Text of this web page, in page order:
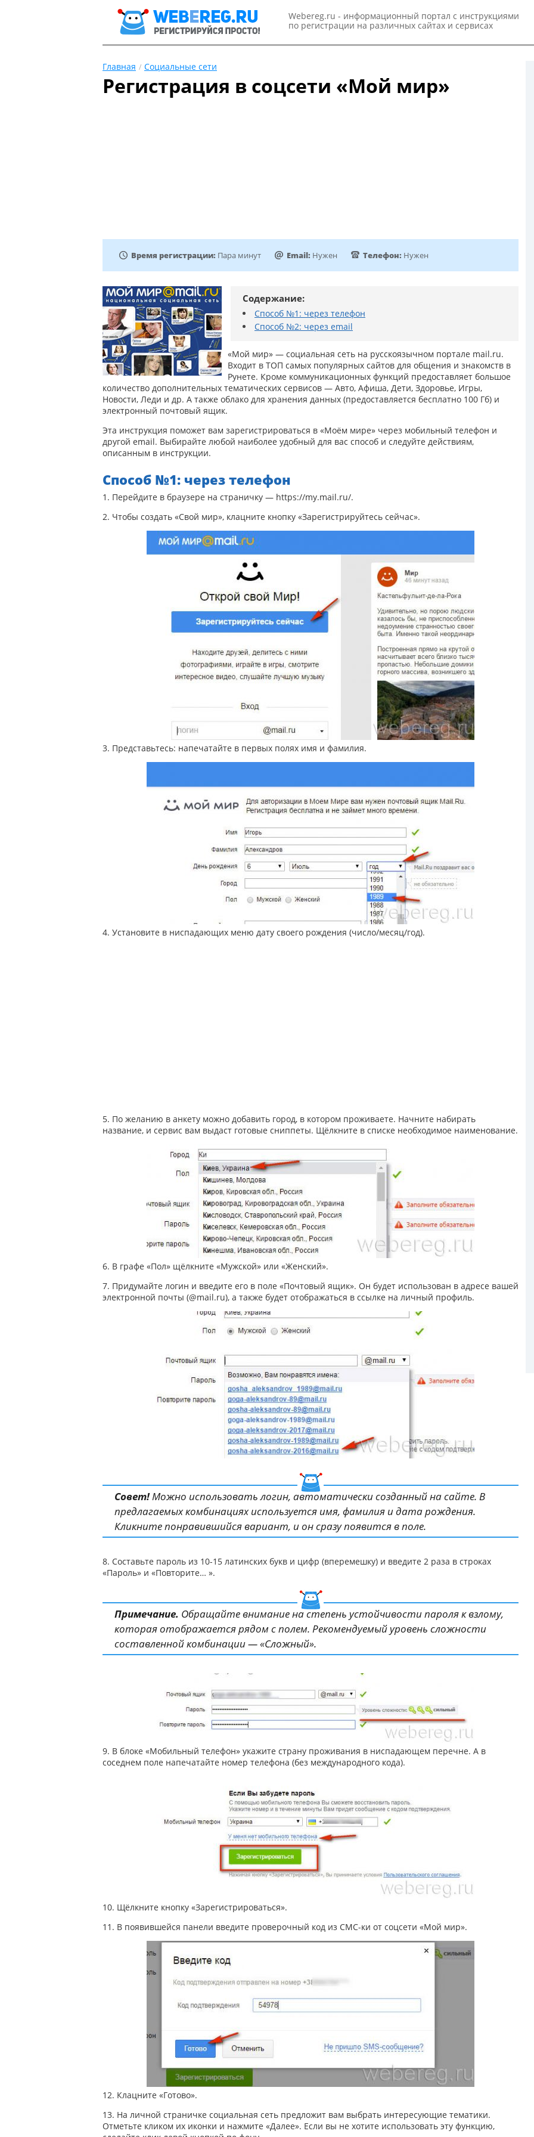
Webereg.ru - информационный портал с инструкциями
по регистрации на различных сайтах и сервисах
Главная Социальные сети
Регистрация в соцсети «Мой мир»
Время регистрации: Пара минут Email: Нужен Телефон: Нужен
Содержание:
Способ №1: через телефон
Способ №2: через email
«Мой мир» — социальная сеть на русскоязычном портале mail.ru.
Входит в ТОП самых популярных сайтов для общения и знакомств в
Рунете. Кроме коммуникационных функций предоставляет большое
количество дополнительных тематических сервисов — Авто, Афиша, Дети, Здоровье, Игры,
Новости, Леди и др. А также облако для хранения данных (предоставляется бесплатно 100 Гб) и
электронный почтовый ящик.
Эта инструкция поможет вам зарегистрироваться в «Моём мире» через мобильный телефон и
другой email. Выбирайте любой наиболее удобный для вас способ и следуйте действиям,
описанным в инструкции.
Способ №1: через телефон
1. Перейдите в браузере на страничку — https://my.mail.ru/.
2. Чтобы создать «Свой мир», клацните кнопку «Зарегистрируйтесь сейчас».
3. Представьтесь: напечатайте в первых полях имя и фамилия.
4. Установите в ниспадающих меню дату своего рождения (число/месяц/год).
5. По желанию в анкету можно добавить город, в котором проживаете. Начните набирать
название, и сервис вам выдаст готовые сниппеты. Щёлкните в списке необходимое наименование.
6. В графе «Пол» щёлкните «Мужской» или «Женский».
7. Придумайте логин и введите его в поле «Почтовый ящик». Он будет использован в адресе вашей
электронной почты (@mail.ru), а также будет отображаться в ссылке на личный профиль.
Совет!Можно использовать логин, автоматически созданный на сайте. В
предлагаемых комбинациях используется имя, фамилия и дата рождения.
Кликните понравившийся вариант, и он сразу появится в поле.
8. Составьте пароль из 10-15 латинских букв и цифр (вперемешку) и введите 2 раза в строках
«Пароль» и «Повторите… ».
Примечание. Обращайте внимание на степень устойчивости пароля к взлому,
которая отображается рядом с полем. Рекомендуемый уровень сложности
составленной комбинации — «Сложный».
9. В блоке «Мобильный телефон» укажите страну проживания в ниспадающем перечне. А в
соседнем поле напечатайте номер телефона (без международного кода).
10. Щёлкните кнопку «Зарегистрироваться».
11. В появившейся панели введите проверочный код из СМС-ки от соцсети «Мой мир».
12. Клацните «Готово».
13. На личной страничке социальная сеть предложит вам выбрать интересующие тематики.
Отметьте кликом их иконки и нажмите «Далее». Если вы не хотите использовать эту функцию,